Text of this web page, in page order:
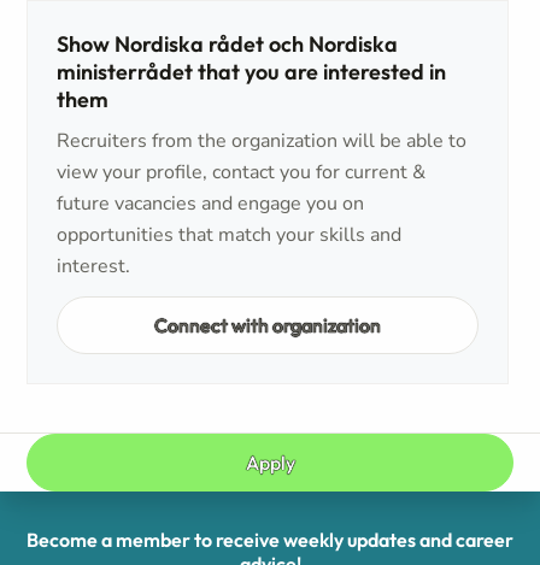
Show Nordiska rådet och Nordiska
ministerrådet that you are interested in
them
Recruiters from the organization will be able to
view your profile, contact you for current &
future vacancies and engage you on
opportunities that match your skills and
interest.
Connect with organization
Apply
Become a member to receive weekly updates and career